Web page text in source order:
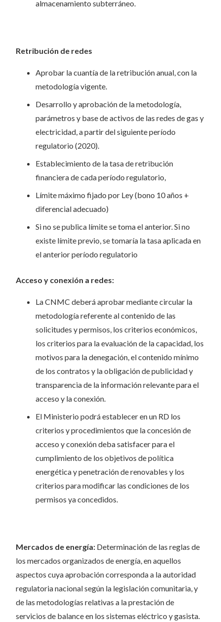
almacenamiento subterráneo.
Retribución de redes
Aprobar la cuantía de la retribución anual, con la
metodología vigente.
Desarrollo y aprobación de la metodología,
parámetros y base de activos de las redes de gas y
electricidad, a partir del siguiente período
regulatorio (2020).
Establecimiento de la tasa de retribución
financiera de cada período regulatorio,
Límite máximo fijado por Ley (bono 10 años +
diferencial adecuado)
Si no se publica límite se toma el anterior. Si no
existe límite previo, se tomaría la tasa aplicada en
el anterior período regulatorio
Acceso y conexión a redes:
La CNMC deberá aprobar mediante circular la
metodología referente al contenido de las
solicitudes y permisos, los criterios económicos,
los criterios para la evaluación de la capacidad, los
motivos para la denegación, el contenido mínimo
de los contratos y la obligación de publicidad y
transparencia de la información relevante para el
acceso y la conexión.
El Ministerio podrá establecer en un RD los
criterios y procedimientos que la concesión de
acceso y conexión deba satisfacer para el
cumplimiento de los objetivos de política
energética y penetración de renovables y los
criterios para modificar las condiciones de los
permisos ya concedidos.
Mercados de energía: Determinación de las reglas de
los mercados organizados de energía, en aquellos
aspectos cuya aprobación corresponda a la autoridad
regulatoria nacional según la legislación comunitaria, y
de las metodologías relativas a la prestación de
servicios de balance en los sistemas eléctrico y gasista.